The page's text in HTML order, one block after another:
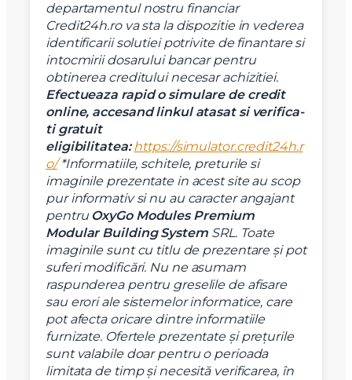
departamentul nostru financiar
Credit24h.ro va sta la dispozitie in vederea
identificarii solutiei potrivite de finantare si
intocmirii dosarului bancar pentru
obtinerea creditului necesar achizitiei.
Efectueaza rapid o simulare de credit
online, accesand linkul atasat si verifica-
ti gratuit
eligibilitatea: https://simulator.credit24h.r
o/ *Informatiile, schitele, preturile si
imaginile prezentate in acest site au scop
pur informativ si nu au caracter angajant
pentru OxyGo Modules Premium
Modular Building SystemSRL. Toate
imaginile sunt cu titlu de prezentare şi pot
suferi modificări. Nu ne asumam
raspunderea pentru greselile de afisare
sau erori ale sistemelor informatice, care
pot afecta oricare dintre informatiile
furnizate. Ofertele prezentate şi preţurile
sunt valabile doar pentru o perioada
limitata de timp şi necesită verificarea, în